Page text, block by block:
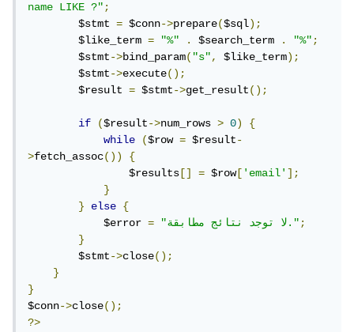
name LIKE ?";
        $stmt
= $conn->prepare($sql);
        $like_term
= "%" . $search_term . "%";
        $stmt
->bind_param("s", $like_term);
        $stmt
->execute();
        $result
= $stmt->get_result();
if ($result->num_rows > 0)
{
while
($row = $result-
>fetch_assoc())
{
                $results
[] = $row['email'];
}
}
else
{
            $error
= "لا توجد نتائج مطابقة.";
}
        $stmt
->close();
}
}
$conn->close();
?>